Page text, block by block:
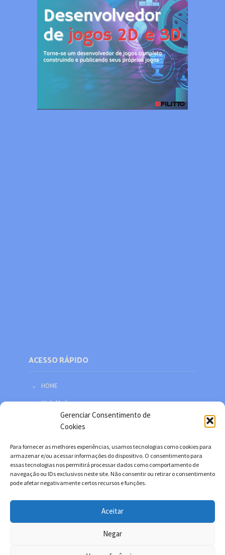
Gerenciar Consentimento de
Cookies
Para fornecer as melhores experiências, usamos tecnologias como cookies para
armazenar e/ou acessar informações do dispositivo. O consentimento para
essas tecnologias nos permitirá processar dados como comportamento de
navegação ou IDs exclusivos neste site. Não consentir ou retirar o consentimento
pode afetar negativamente certos recursos e funções.
Aceitar
Negar
ACESSO RÁPIDO
HOME
Web Mail
Política de privacidade
Facebook
Twitter
YouTube
Instagram
Copyright © 2026. Desenvolvido por Danilo Filitto.